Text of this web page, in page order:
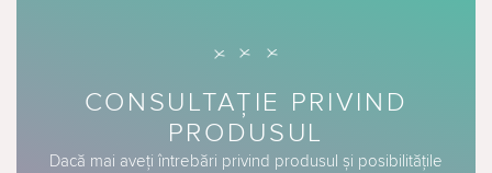
CONSULTAȚIE PRIVIND
PRODUSUL
Dacă mai aveți întrebări privind produsul și posibilitățile